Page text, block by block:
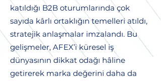
katıldığı B2B oturumlarında çok
sayıda kârlı ortaklığın temelleri atıldı,
stratejik anlaşmalar imzalandı. Bu
gelişmeler, AFEX’i küresel iş
dünyasının dikkat odağı hâline
getirerek marka değerini daha da